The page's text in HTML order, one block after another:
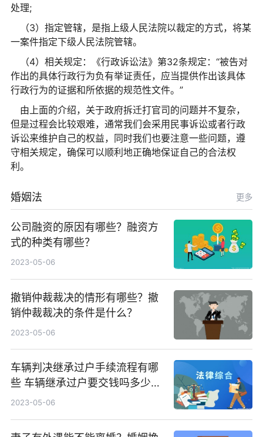
处理;
（3）指定管辖，是指上级人民法院以裁定的方式，将某
一案件指定下级人民法院管辖。
（4）相关规定：《行政诉讼法》第32条规定：“被告对
作出的具体行政行为负有举证责任，应当提供作出该具体
行政行为的证据和所依据的规范性文件。”
由上面的介绍，关于政府拆迁打官司的问题并不复杂，
但是过程会比较艰难，通常我们会采用民事诉讼或者行政
诉讼来维护自己的权益，同时我们也要注意一些问题，遵
守相关规定，确保可以顺利地正确地保证自己的合法权
利。
婚姻法 更多
公司融资的原因有哪些？融资方
式的种类有哪些？
2023-05-06
撤销仲裁裁决的情形有哪些？撤
销仲裁裁决的条件是什么？
2023-05-06
车辆判决继承过户手续流程有哪
些 车辆继承过户要交钱吗多少
钱？
2023-05-06